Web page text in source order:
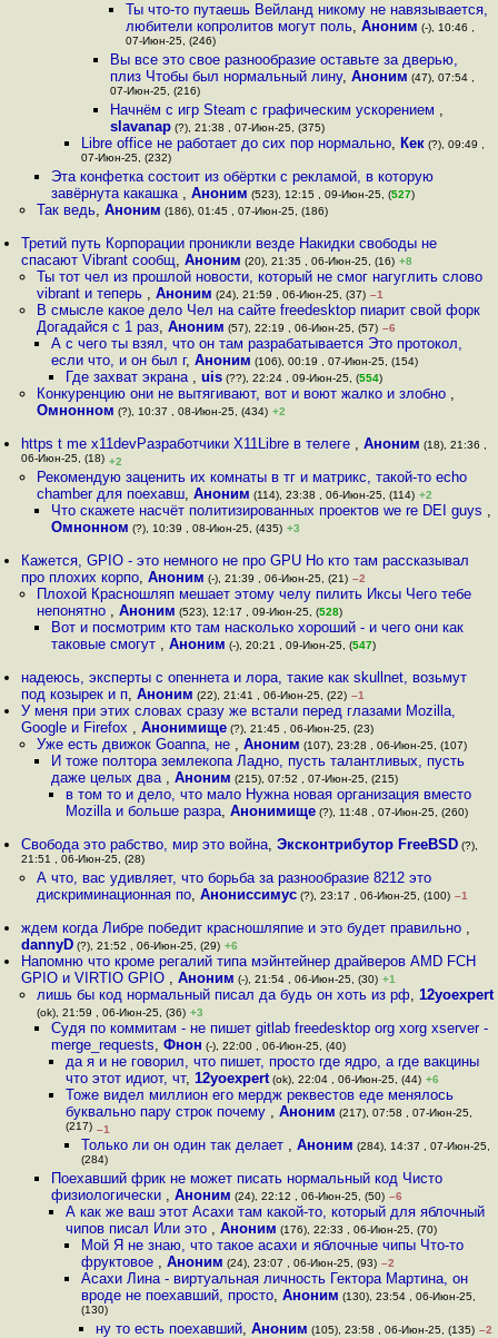
Ты что-то путаешь Вейланд никому не навязывается,
любители копролитов могут поль, Аноним (-), 10:46 ,
07-Июн-25, (246)
Вы все это свое разнообразие оставьте за дверью,
плиз Чтобы был нормальный лину,Аноним (47), 07:54 ,
07-Июн-25, (216)
Начнём с игр Steam с графическим ускорением ,
slavanap (?), 21:38 , 07-Июн-25, (375)
Libre office не работает до сих пор нормально, Кек(?), 09:49 ,
07-Июн-25, (232)
Эта конфетка состоит из обёртки с рекламой, в которую
завёрнута какaшка , Аноним (523), 12:15 , 09-Июн-25, (527)
Так ведь, Аноним (186), 01:45 , 07-Июн-25, (186)
Третий путь Корпорации проникли везде Накидки свободы не
спасают Vibrant сообщ,Аноним (20), 21:35 , 06-Июн-25, (16) +8
Ты тот чел из прошлой новости, который не смог нагуглить слово
vibrant и теперь , Аноним (24), 21:59 , 06-Июн-25, (37) –1
В смысле какое дело Чел на сайте freedesktop пиарит свой форк
Догадайся с 1 раз, Аноним (57), 22:19 , 06-Июн-25, (57) –6
А с чего ты взял, что он там разрабатывается Это протокол,
если что, и он был г, Аноним (106), 00:19 , 07-Июн-25, (154)
Где захват экрана ,uis (??), 22:24 , 09-Июн-25, (554)
Конкуренцию они не вытягивают, вот и воют жалко и злобно ,
Омнонном (?), 10:37 , 08-Июн-25, (434) +2
https t me x11devРазработчики X11Libre в телеге ,Аноним (18), 21:36 ,
06-Июн-25, (18) +2
Рекомендую заценить их комнаты в тг и матрикс, такой-то echo
chamber для поехавш, Аноним (114), 23:38 , 06-Июн-25, (114) +2
Что скажете насчёт политизированных проектов we re DEI guys ,
Омнонном (?), 10:39 , 08-Июн-25, (435) +3
Кажется, GPIO - это немного не про GPU Но кто там рассказывал
про плохих корпо,Аноним (-), 21:39 , 06-Июн-25, (21) –2
Плохой Красношляп мешает этому челу пилить Иксы Чего тебе
непонятно , Аноним (523), 12:17 , 09-Июн-25, (528)
Вот и посмотрим кто там насколько хороший - и чего они как
таковые смогут , Аноним (-), 20:21 , 09-Июн-25, (547)
надеюсь, эксперты с опеннета и лора, такие как skullnet, возьмут
под козырек и п,Аноним (22), 21:41 , 06-Июн-25, (22) –1
У меня при этих словах сразу же встали перед глазами Mozilla,
Google и Firefox ,Анонимище (?), 21:45 , 06-Июн-25, (23)
Уже есть движок Goanna, не , Аноним (107), 23:28 , 06-Июн-25, (107)
И тоже полтора землекопа Ладно, пусть талантливых, пусть
даже целых два , Аноним (215), 07:52 , 07-Июн-25, (215)
в том то и дело, что мало Нужна новая организация вместо
Mozilla и больше разра,Анонимище (?), 11:48 , 07-Июн-25, (260)
Свобода это рабство, мир это война,Эксконтрибутор FreeBSD (?),
21:51 , 06-Июн-25, (28)
А что, вас удивляет, что борьба за разнообразие 8212 это
дискриминационная по, Анониссимус(?), 23:17 , 06-Июн-25, (100) –1
ждем когда Либре победит красношляпие и это будет правильно ,
dannyD (?), 21:52 , 06-Июн-25, (29) +6
Напомню что кроме регалий типа мэйнтейнер драйверов AMD FCH
GPIO и VIRTIO GPIO ,Аноним (-), 21:54 , 06-Июн-25, (30) +1
лишь бы код нормальный писал да будь он хоть из рф, 12yoexpert
(ok), 21:59 , 06-Июн-25, (36) +3
Судя по коммитам - не пишет gitlab freedesktop org xorg xserver -
merge_requests, Фнон (-), 22:00 , 06-Июн-25, (40)
да я и не говорил, что пишет, просто где ядро, а где вакцины
что этот идиот, чт,12yoexpert (ok), 22:04 , 06-Июн-25, (44) +6
Тоже видел миллион его мердж реквестов еде менялось
буквально пару строк почему ,Аноним (217), 07:58 , 07-Июн-25,
(217) –1
Только ли он один так делает , Аноним (284), 14:37 , 07-Июн-25,
(284)
Поехавший фрик не может писать нормальный код Чисто
физиологически , Аноним (24), 22:12 , 06-Июн-25, (50) –6
А как же ваш этот Асахи там какой-то, который для яблочный
чипов писал Или это ,Аноним (176), 22:33 , 06-Июн-25, (70)
Мой Я не знаю, что такое асахи и яблочные чипы Что-то
фруктовое , Аноним (24), 23:07 , 06-Июн-25, (93) –2
Асахи Лина - виртуальная личность Гектора Мартина, он
вроде не поехавший, просто, Аноним (130), 23:54 , 06-Июн-25,
(130)
ну то есть поехавший, Аноним (105), 23:58 , 06-Июн-25, (135) –2